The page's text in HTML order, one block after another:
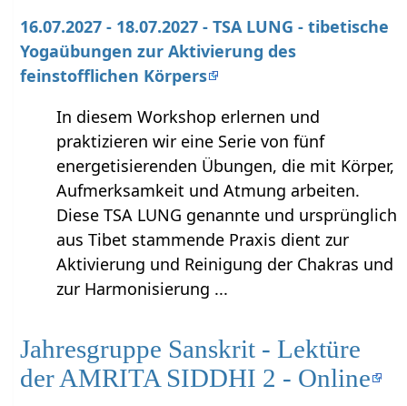
16.07.2027 - 18.07.2027 - TSA LUNG - tibetische
Yogaübungen zur Aktivierung des
feinstofflichen Körpers
In diesem Workshop erlernen und
praktizieren wir eine Serie von fünf
energetisierenden Übungen, die mit Körper,
Aufmerksamkeit und Atmung arbeiten.
Diese TSA LUNG genannte und ursprünglich
aus Tibet stammende Praxis dient zur
Aktivierung und Reinigung der Chakras und
zur Harmonisierung ...
Jahresgruppe Sanskrit - Lektüre
der AMRITA SIDDHI 2 - Online